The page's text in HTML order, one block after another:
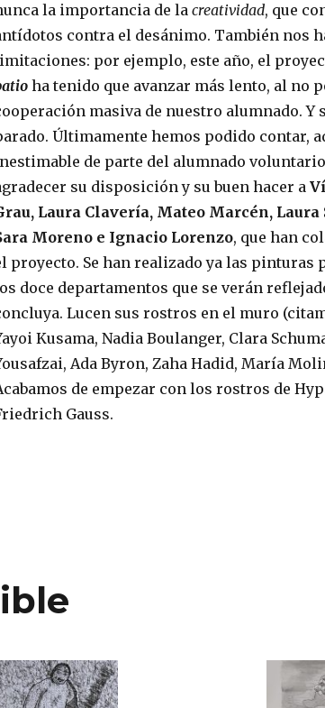
la importancia de la creatividad, que
contra el desánimo. También nos
por ejemplo, este año, el
ha tenido que avanzar más lento, al no
masiva de nuestro alumnado. Y
Últimamente hemos podido contar,
de parte del alumnado
su disposición y su buen hacer a
Laura Clavería, Mateo Marcén,
Moreno e Ignacio Lorenzo, que han
proyecto. Se han realizado ya las pinturas
doce departamentos que se verán
Lucen sus rostros en el muro
Kusama, Nadia Boulanger, Clara
Ada Byron, Zaha Hadid, María
de empezar con los rostros de
Gauss.